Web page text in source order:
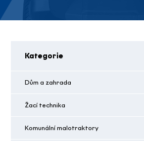
Kategorie
Dům a zahrada
Žací technika
Komunální malotraktory